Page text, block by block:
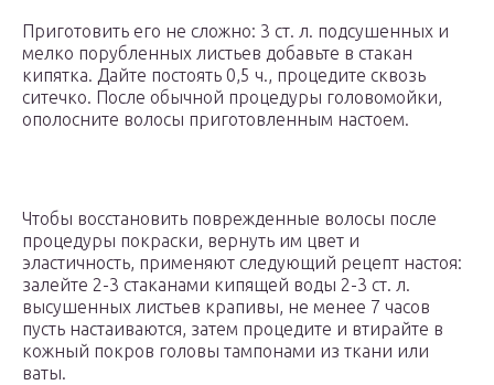
Приготовить его не сложно: 3 ст. л. подсушенных и
мелко порубленных листьев добавьте в стакан
кипятка. Дайте постоять 0,5 ч., процедите сквозь
ситечко. После обычной процедуры головомойки,
ополосните волосы приготовленным настоем.
Чтобы восстановить поврежденные волосы после
процедуры покраски, вернуть им цвет и
эластичность, применяют следующий рецепт настоя:
залейте 2-3 стаканами кипящей воды 2-3 ст. л.
высушенных листьев крапивы, не менее 7 часов
пусть настаиваются, затем процедите и втирайте в
кожный покров головы тампонами из ткани или
ваты.